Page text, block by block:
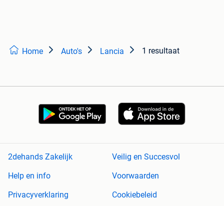
Home Auto's Lancia 1 resultaat
2dehands Zakelijk
Veilig en Succesvol
Help en info
Voorwaarden
Privacyverklaring
Cookiebeleid